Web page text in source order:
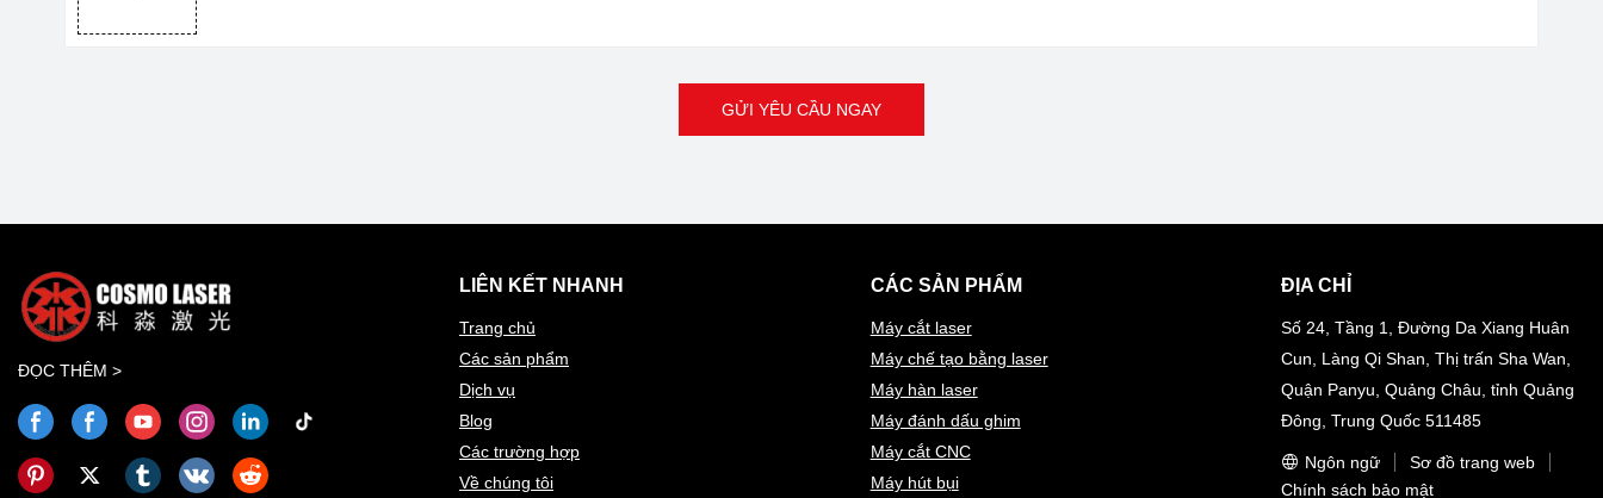
GỬI YÊU CẦU NGAY
ĐỌC THÊM >
LIÊN KẾT NHANH
Trang chủ
Các sản phẩm
Dịch vụ
Blog
Các trường hợp
Về chúng tôi
CÁC SẢN PHẨM
Máy cắt laser
Máy chế tạo bằng laser
Máy hàn laser
Máy đánh dấu ghim
Máy cắt CNC
Máy hút bụi
ĐỊA CHỈ
Số 24, Tầng 1, Đường Da Xiang Huân
Cun, Làng Qi Shan, Thị trấn Sha Wan,
Quận Panyu, Quảng Châu, tỉnh Quảng
Đông, Trung Quốc 511485
Ngôn ngữ
Sơ đồ trang web
Chính sách bảo mật